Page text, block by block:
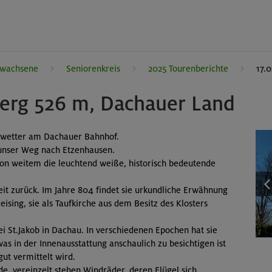
Seniorenkreis 2025 Tourenberichte
526 m, Dachauer Land
am Dachauer Bahnhof.
Weg nach Etzenhausen.
weitem die leuchtend weiße, historisch bedeutende
zurück. Im Jahre 804 findet sie urkundliche Erwähnung
sie als Taufkirche aus dem Besitz des Klosters
in Dachau. In verschiedenen Epochen hat sie
in der Innenausstattung anschaulich zu besichtigen ist
vermittelt wird.